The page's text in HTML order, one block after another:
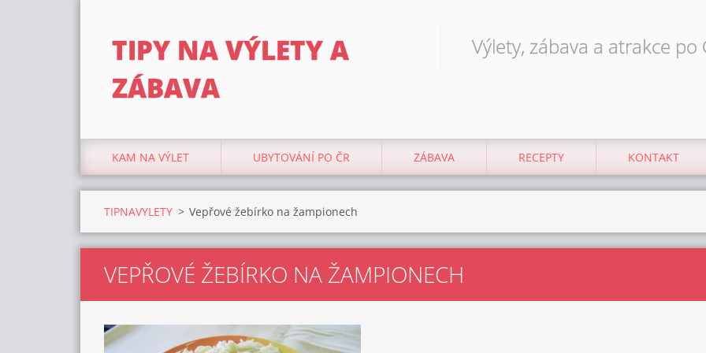
TIPY NA VÝLETY A
ZÁBAVA
Výlety, zábava a atrakce po
KAM NA VÝLET UBYTOVÁNÍ PO ČR ZÁBAVA RECEPTY KONTAKT
TIPNAVYLETY > Vepřové žebírko na žampionech
VEPŘOVÉ ŽEBÍRKO NA ŽAMPIONECH